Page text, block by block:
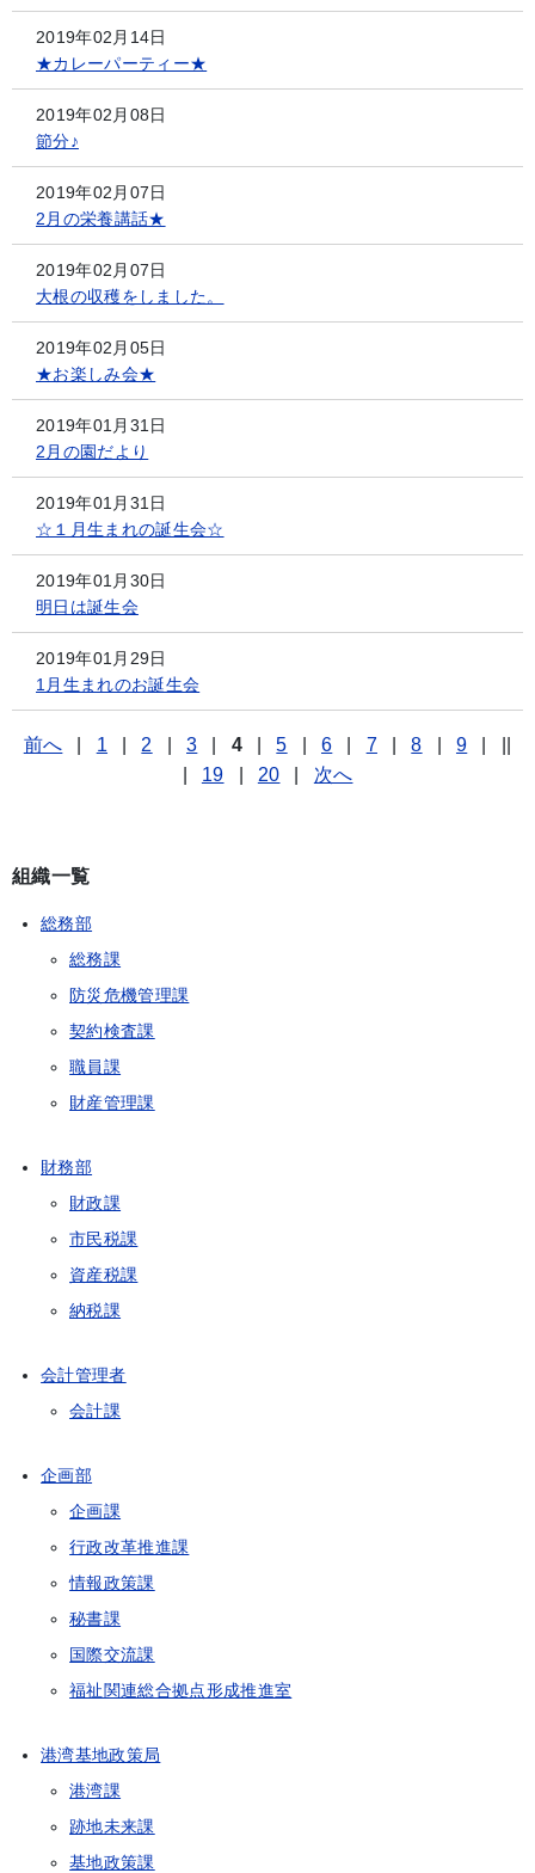
2019年02月14日
★カレーパーティー★
2019年02月08日
節分♪
2019年02月07日
2月の栄養講話★
2019年02月07日
大根の収穫をしました。
2019年02月05日
★お楽しみ会★
2019年01月31日
2月の園だより
2019年01月31日
☆１月生まれの誕生会☆
2019年01月30日
明日は誕生会
2019年01月29日
1月生まれのお誕生会
前へ 1 2 3 4 5 6 7 8 9
19 20 次へ
組織一覧
総務部
総務課
防災危機管理課
契約検査課
職員課
財産管理課
財務部
財政課
市民税課
資産税課
納税課
会計管理者
会計課
企画部
企画課
行政改革推進課
情報政策課
秘書課
国際交流課
福祉関連総合拠点形成推進室
港湾基地政策局
港湾課
跡地未来課
基地政策課